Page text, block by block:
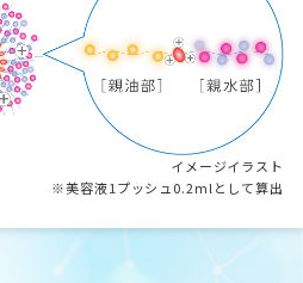
イメージイラスト
※美容液1プッシュ0.2mlとして算出